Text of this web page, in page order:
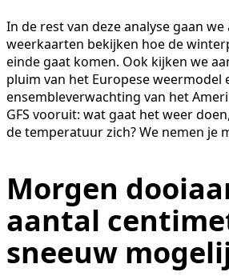
In de rest van deze analyse gaan
weerkaarten bekijken hoe de
einde gaat komen. Ook kijken we
pluim van het Europese weermodel
ensembleverwachting van het
GFS vooruit: wat gaat het weer
de temperatuur zich? We nemen je
Morgen
aantal
sneeuw